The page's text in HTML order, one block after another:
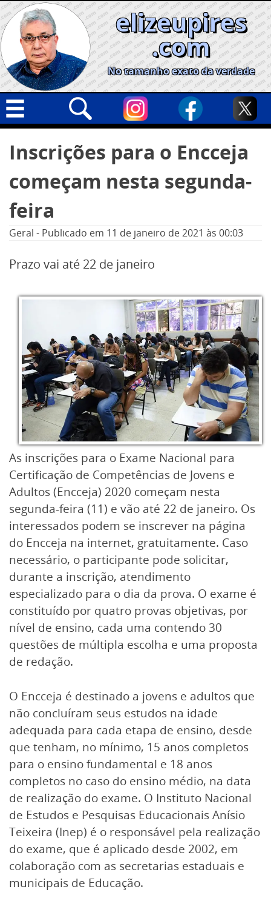
Skip
to
content
elizeupires
.com
No tamanho exato da verdade
Geral
Cidades
Política
Informe especial
por:
Inscrições para o Encceja
começam nesta segunda-
feira
Geral - Publicado em 11 de janeiro de 2021 às 00:03
Prazo vai até 22 de janeiro
As inscrições para o Exame Nacional para
Certificação de Competências de Jovens e
Adultos (Encceja) 2020 começam nesta
segunda-feira (11) e vão até 22 de janeiro. Os
interessados podem se inscrever na página
do Encceja na internet, gratuitamente. Caso
necessário, o participante pode solicitar,
durante a inscrição, atendimento
especializado para o dia da prova. O exame é
constituído por quatro provas objetivas, por
nível de ensino, cada uma contendo 30
questões de múltipla escolha e uma proposta
de redação.
O Encceja é destinado a jovens e adultos que
não concluíram seus estudos na idade
adequada para cada etapa de ensino, desde
que tenham, no mínimo, 15 anos completos
para o ensino fundamental e 18 anos
completos no caso do ensino médio, na data
de realização do exame. O Instituto Nacional
de Estudos e Pesquisas Educacionais Anísio
Teixeira (Inep) é o responsável pela realização
do exame, que é aplicado desde 2002, em
colaboração com as secretarias estaduais e
municipais de Educação.